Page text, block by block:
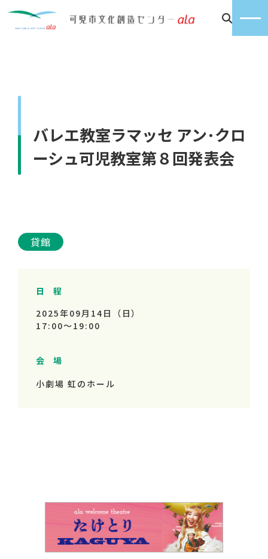
バレエ教室ラマッセ アン･クロ
ーシュ可児教室第８回発表会
貸館
日 程
2025年09月14日（日）
17:00～ 19:00
会 場
小劇場 虹のホール